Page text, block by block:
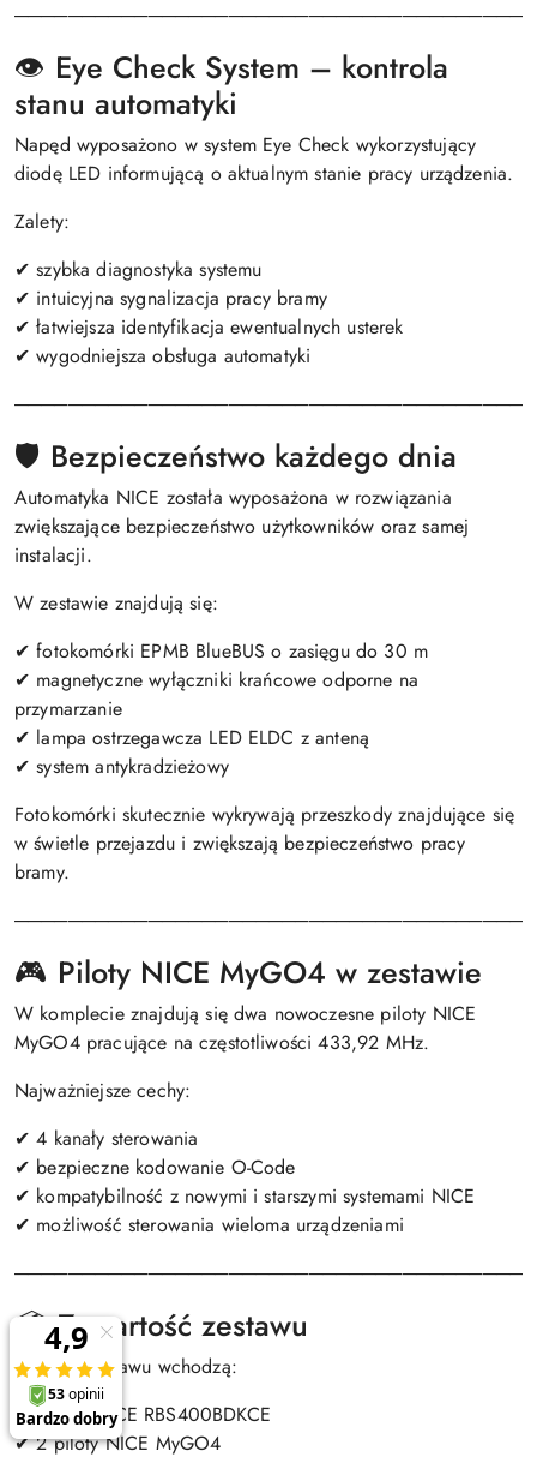
👁️ Eye Check System – kontrola
stanu automatyki
Napęd wyposażono w system Eye Check wykorzystujący
diodę LED informującą o aktualnym stanie pracy urządzenia.
Zalety:
✔ szybka diagnostyka systemu
✔ intuicyjna sygnalizacja pracy bramy
✔ łatwiejsza identyfikacja ewentualnych usterek
✔ wygodniejsza obsługa automatyki
🛡️ Bezpieczeństwo każdego dnia
Automatyka NICE została wyposażona w rozwiązania
zwiększające bezpieczeństwo użytkowników oraz samej
instalacji.
W zestawie znajdują się:
✔ fotokomórki EPMB BlueBUS o zasięgu do 30 m
✔ magnetyczne wyłączniki krańcowe odporne na
przymarzanie
✔ lampa ostrzegawcza LED ELDC z anteną
✔ system antykradzieżowy
Fotokomórki skutecznie wykrywają przeszkody znajdujące się
w świetle przejazdu i zwiększają bezpieczeństwo pracy
bramy.
🎮 Piloty NICE MyGO4 w zestawie
W komplecie znajdują się dwa nowoczesne piloty NICE
MyGO4 pracujące na częstotliwości 433,92 MHz.
Najważniejsze cechy:
✔ 4 kanały sterowania
✔ bezpieczne kodowanie O-Code
✔ kompatybilność z nowymi i starszymi systemami NICE
✔ możliwość sterowania wieloma urządzeniami
📦 Zawartość zestawu
W skład zestawu wchodzą:
✔ napęd NICE RBS400BDKCE
✔ 2 piloty NICE MyGO4